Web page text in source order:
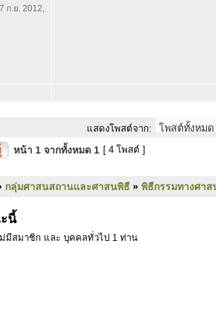
ก.ย. 2012,
แสดงโพสต์จาก:
หน้า 1 จากทั้งหมด 1 [ 4 โพสต์ ]
กลุ่มศาสนสถานและศาสนพิธี » พิธีกรรมทางศา
นี้
มีสมาชิก และ บุคคลทั่วไป 1 ท่าน